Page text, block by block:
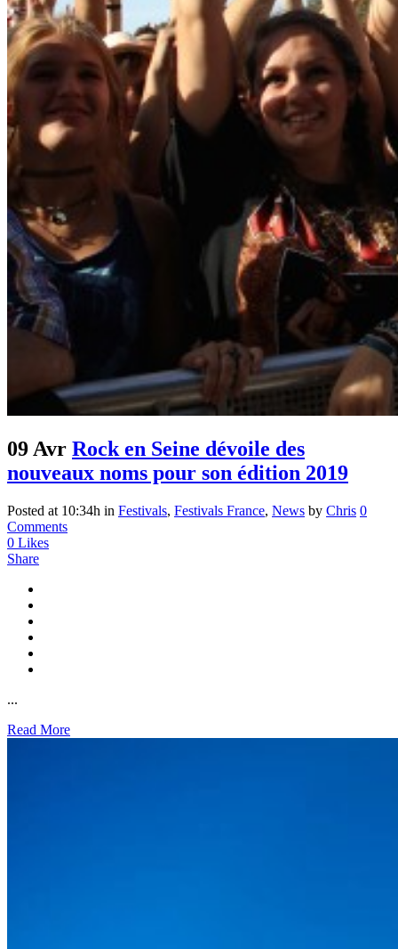
09 Avr Rock en Seine dévoile des
nouveaux noms pour son édition 2019
Posted at 10:34h in Festivals, Festivals France, News by Chris 0
Comments
0 Likes
Share
...
Read More